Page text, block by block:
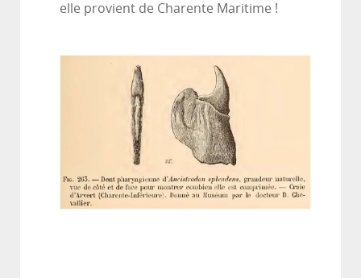
elle provient de Charente Maritime !